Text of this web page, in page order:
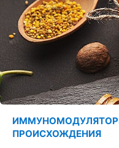
ПРОИСХОЖДЕНИЯ